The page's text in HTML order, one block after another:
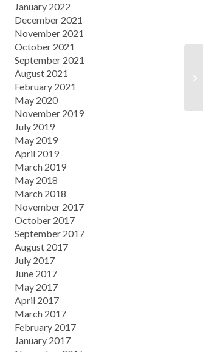
January 2022
December 2021
November 2021
October 2021
September 2021
August 2021
February 2021
May 2020
November 2019
July 2019
May 2019
April 2019
March 2019
May 2018
March 2018
November 2017
October 2017
September 2017
August 2017
July 2017
June 2017
May 2017
April 2017
March 2017
February 2017
January 2017